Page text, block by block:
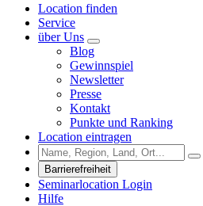
Location finden
Service
über Uns
Blog
Gewinnspiel
Newsletter
Presse
Kontakt
Punkte und Ranking
Location eintragen
Barrierefreiheit
Seminarlocation Login
Hilfe